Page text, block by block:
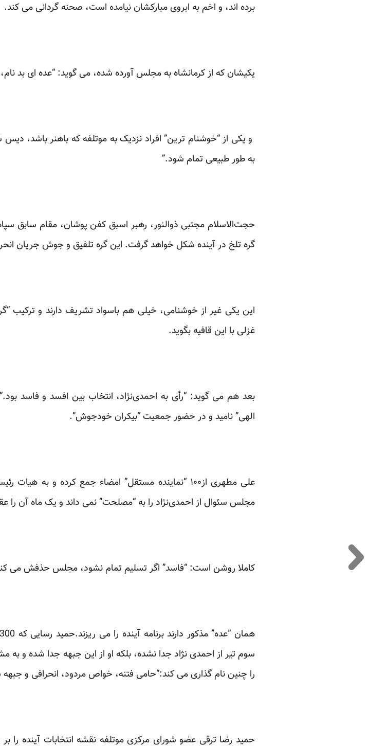
برده اند، و اخم به ابروی مبارکشان نیامده است، صحنه گردانی می کند.
یکیشان که از کرمانشاه به مجلس آورده شده، می گوید: “عده ای بد
و یکی از “خوشنام ترین” افراد نزدیک به موتلفه که باهنر باشد،
به طور طبیعی تمام شود.”
حجت‌الاسلام مجتبی ذوالنور، رهبر اسبق کفن پوشان، مقام سابق
گره تلخ در آینده شکل خواهد گرفت. این گره تلفیق و جوش جریان
این یکی غیر از خوشنامی، خیلی هم باسواد تشریف دارند و ترکیب
غزلی با این قافیه بگوید.
بعد هم می گوید: “رأی به احمدی‌نژاد، انتخاب بین افسد و فاسد بود.”
الهی” نامید و در حضور جمعیت “بیکران خودجوش”.
علی مطهری از۱۰۰ “نماینده مستقل” امضاء جمع کرده و
مجلس سئوال از احمدی‌نژاد را به “مصلحت” نمی داند و یک ماه آن را
کاملا روشن است: “فاسد” اگر تسلیم تمام نشود، مجلس حذفش می
سوم تیر از احمدی نژاد جدا نشده، بلکه او از این جبهه جدا شده و
را چنین نام گذاری می کند:“حامی فتنه، خواص مردود، انحرافی و
حمید رضا ترقی عضو شورای مرکزی موتلفه نقشه انتخابات آینده